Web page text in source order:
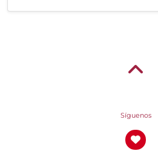
Síguenos